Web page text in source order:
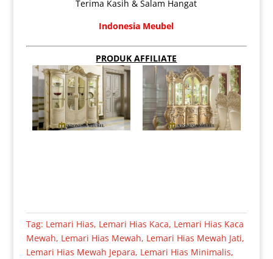
Terima Kasih & Salam Hangat
Indonesia Meubel
PRODUK AFFILIATE
Tag: Lemari Hias, Lemari Hias Kaca, Lemari Hias Kaca
Mewah, Lemari Hias Mewah, Lemari Hias Mewah Jati,
Lemari Hias Mewah Jepara, Lemari Hias Minimalis,